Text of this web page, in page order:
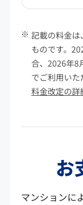
記載の料金
ものです。
合、2026年8
でご利用いた
料金改定の詳
お
マンションに